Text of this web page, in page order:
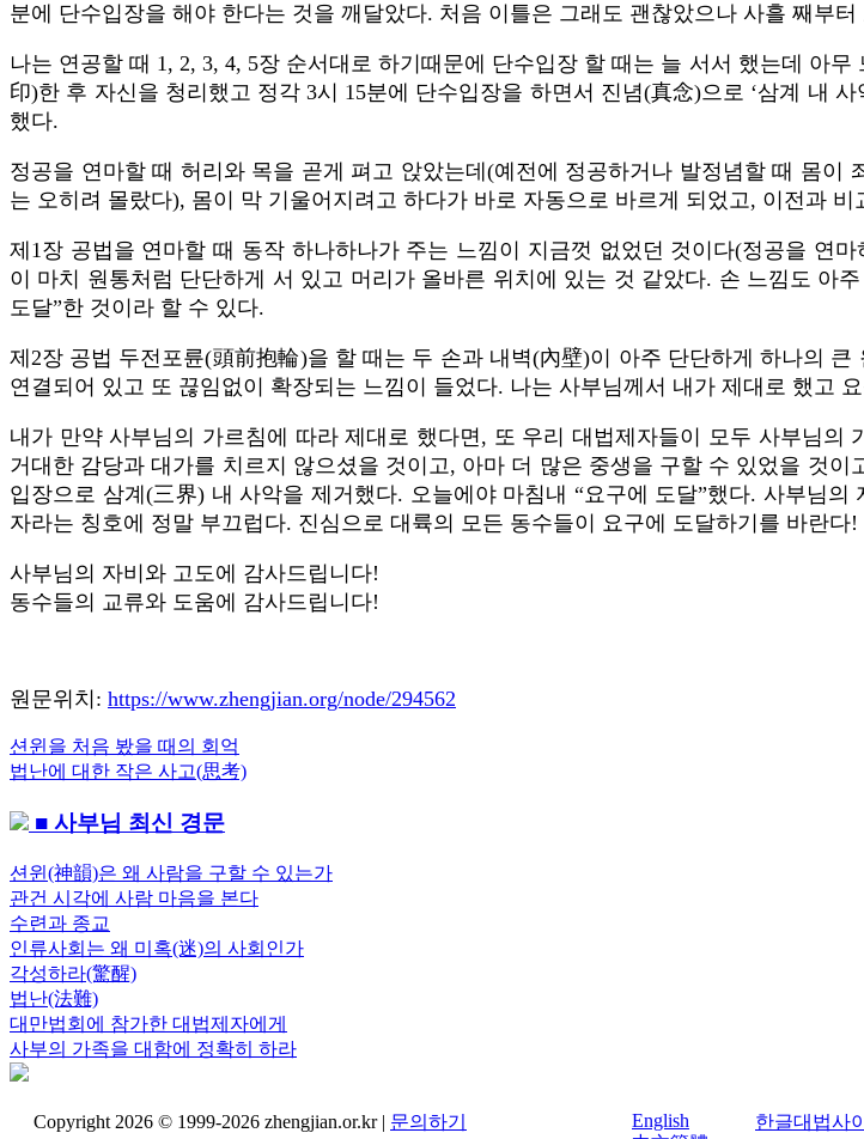
분에 단수입장을 해야 한다는 것을 깨달았다. 처음 이틀은 그래도 괜찮았으나 사흘 째부
나는 연공할 때 1, 2, 3, 4, 5장 순서대로 하기때문에 단수입장 할 때는 늘 서서 했는데 아
印)한 후 자신을 청리했고 정각 3시 15분에 단수입장을 하면서 진념(真念)으로 ‘삼계 내
했다.
정공을 연마할 때 허리와 목을 곧게 펴고 앉았는데(예전에 정공하거나 발정념할 때 몸
는 오히려 몰랐다), 몸이 막 기울어지려고 하다가 바로 자동으로 바르게 되었고, 이전과
제1장 공법을 연마할 때 동작 하나하나가 주는 느낌이 지금껏 없었던 것이다(정공을 연
이 마치 원통처럼 단단하게 서 있고 머리가 올바른 위치에 있는 것 같았다. 손 느낌도 아
도달”한 것이라 할 수 있다.
제2장 공법 두전포륜(頭前抱輪)을 할 때는 두 손과 내벽(內壁)이 아주 단단하게 하나의
연결되어 있고 또 끊임없이 확장되는 느낌이 들었다. 나는 사부님께서 내가 제대로 했고
내가 만약 사부님의 가르침에 따라 제대로 했다면, 또 우리 대법제자들이 모두 사부님
거대한 감당과 대가를 치르지 않으셨을 것이고, 아마 더 많은 중생을 구할 수 있었을 것
입장으로 삼계(三界) 내 사악을 제거했다. 오늘에야 마침내 “요구에 도달”했다. 사부님
자라는 칭호에 정말 부끄럽다. 진심으로 대륙의 모든 동수들이 요구에 도달하기를 바란다!
사부님의 자비와 고도에 감사드립니다!
동수들의 교류와 도움에 감사드립니다!
원문위치: https://www.zhengjian.org/node/294562
글
내
비
게
이
션
Previous
Post:
션윈을 처음 봤을 때의 회억
Next
법난에 대한 작은 사고(思考)
■ 사부님 최신 경문
션윈(神韻)은 왜 사람을 구할 수 있는가
관건 시각에 사람 마음을 본다
수련과 종교
인류사회는 왜 미혹(迷)의 사회인가
각성하라(驚醒)
법난(法難)
대만법회에 참가한 대법제자에게
사부의 가족을 대함에 정확히 하라
Copyright 2026 © 1999-2026 zhengjian.or.kr | 문의하기
English
한글대법사